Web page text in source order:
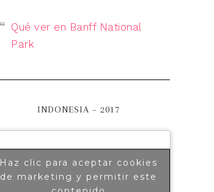
Qué ver en Banff National
Park
INDONESIA – 2017
Haz clic para aceptar cookies
de marketing y permitir este